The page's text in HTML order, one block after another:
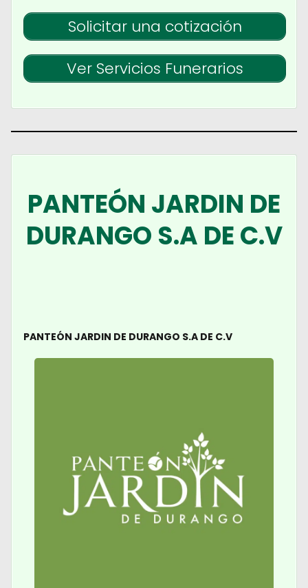
Solicitar una cotización
Ver Servicios Funerarios
PANTEÓN JARDIN DE
DURANGO S.A DE C.V
PANTEÓN JARDIN DE DURANGO S.A DE C.V